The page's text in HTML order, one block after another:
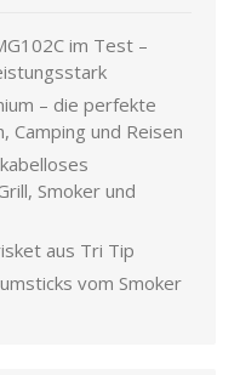
im Test –
– die perfekte
Camping und Reisen
Smoker und
aus Tri Tip
vom Smoker